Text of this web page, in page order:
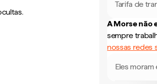
Tarifa de
A Morse não
sempre
nossas redes
Eles moram